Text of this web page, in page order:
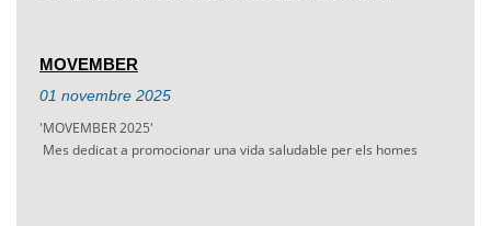
MOVEMBER
01 novembre 2025
'MOVEMBER 2025'
Mes dedicat a promocionar una vida saludable per els homes